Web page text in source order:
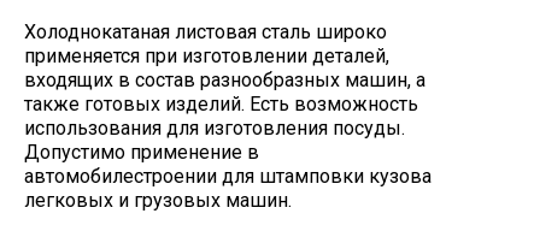
Холоднокатаная листовая сталь широко
применяется при изготовлении деталей,
входящих в состав разнообразных машин, а
также готовых изделий. Есть возможность
использования для изготовления посуды.
Допустимо применение в
автомобилестроении для штамповки кузова
легковых и грузовых машин.